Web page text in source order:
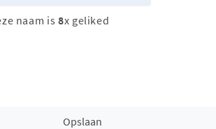
naam is 8x geliked
Opslaan